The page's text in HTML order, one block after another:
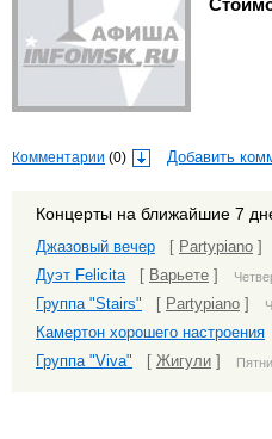
Комментарии (0) Добавить
Концерты на ближайшие 7
Джазовый вечер Partypiano
Дуэт Felicita[ Варьете
Группа "Stairs" Partypiano
Камертон хорошего настроения
Группа "Viva"
Жигули